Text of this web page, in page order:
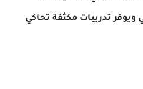
ويوفر تدريبات مكثفة تحاكي